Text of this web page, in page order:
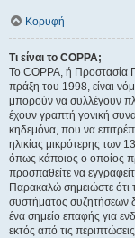
Κορυφή
Τι είναι το COPPA;
Το COPPA, ή Προστασία
πράξη του 1998, είναι
μπορούν να συλλέγουν
έχουν γραπτή γονική
κηδεμόνα, που να
ηλικίας μικρότερης των
όπως κάποιος ο οποίος
προσπαθείτε να
Παρακαλώ σημειώστε ότι
συστήματος συζητήσεων
ένα σημείο επαφής για
εκτός από τις